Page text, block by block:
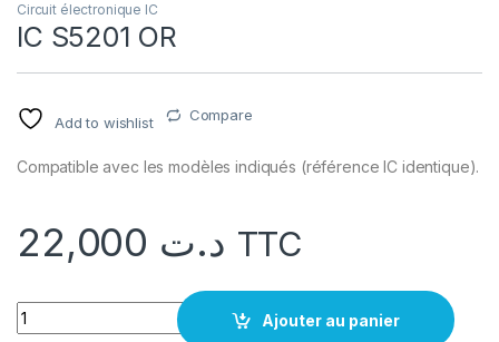
Circuit électronique IC
IC S5201 OR
Add to wishlist Compare
Compatible avec les modèles indiqués (référence IC identique).
د.ت TTC
quantité IC S5201 OR
Ajouter au panier